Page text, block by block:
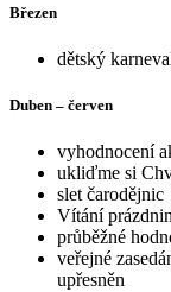
Březen
dětský
Duben – červen
vyhodnocení
ukliďme si
slet
Vítání
průběžné
veřejné
upřesněn